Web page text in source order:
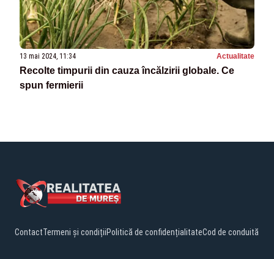
13 mai 2024, 11:34 Actualitate
Recolte timpurii din cauza încălzirii globale. Ce
spun fermierii
ContactTermeni și condițiiPolitică de confidențialitateCod de conduită